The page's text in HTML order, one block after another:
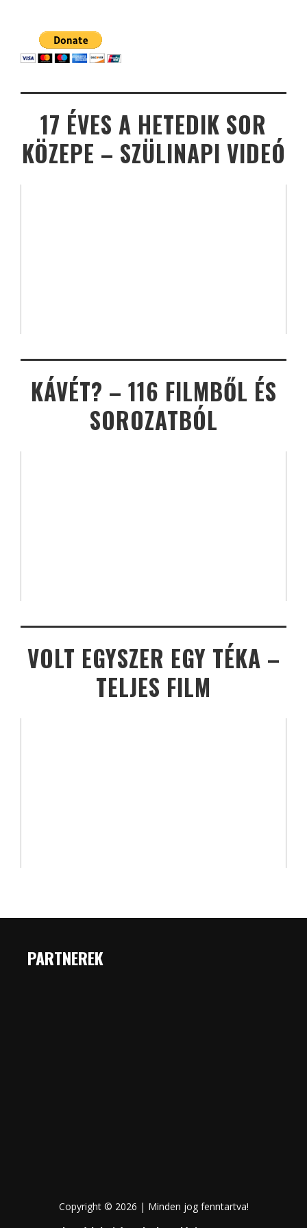
17 ÉVES A HETEDIK SOR
KÖZEPE – SZÜLINAPI VIDEÓ
KÁVÉT? – 116 FILMBŐL ÉS
SOROZATBÓL
VOLT EGYSZER EGY TÉKA –
TELJES FILM
PARTNEREK
Copyright © 2026 | Minden jog fenntartva!